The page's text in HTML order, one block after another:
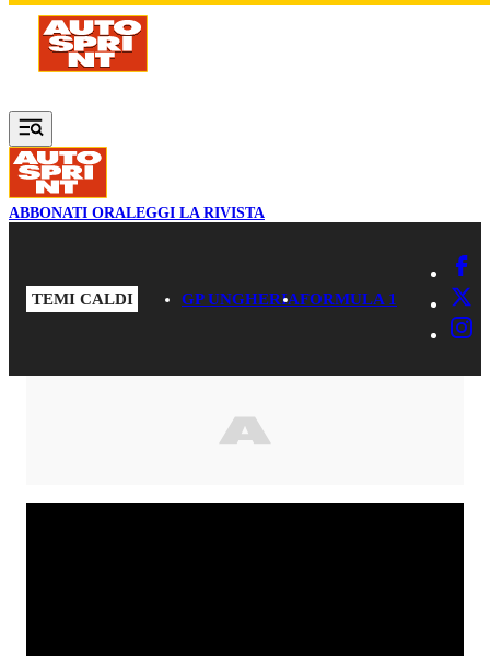
Vai al contenuto principale
ABBONATI ORALEGGI LA RIVISTA
TEMI CALDI GP UNGHERIAFORMULA 1